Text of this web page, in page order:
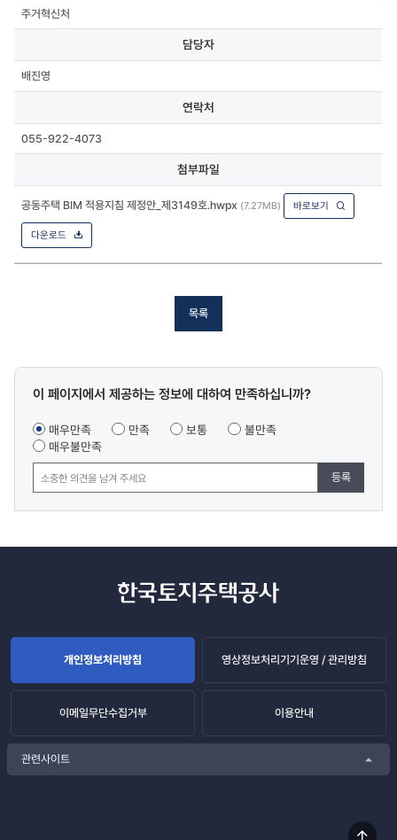
주거혁신처
담당자
배진영
연락처
055-922-4073
첨부파일
공동주택 BIM 적용지침 제정안_제3149호.hwpx (7.27MB) 바로보기
다운로드
목록
콘텐츠
조사
이 페이지에서 제공하는 정보에 대하여 만족하십니까?
매우만족 만족 보통
불만족
매우불만족
등록
개인정보처리방침 영상정보처리기기운영 / 관리방침
이메일무단수집거부 이용안내
관련사이트
상단